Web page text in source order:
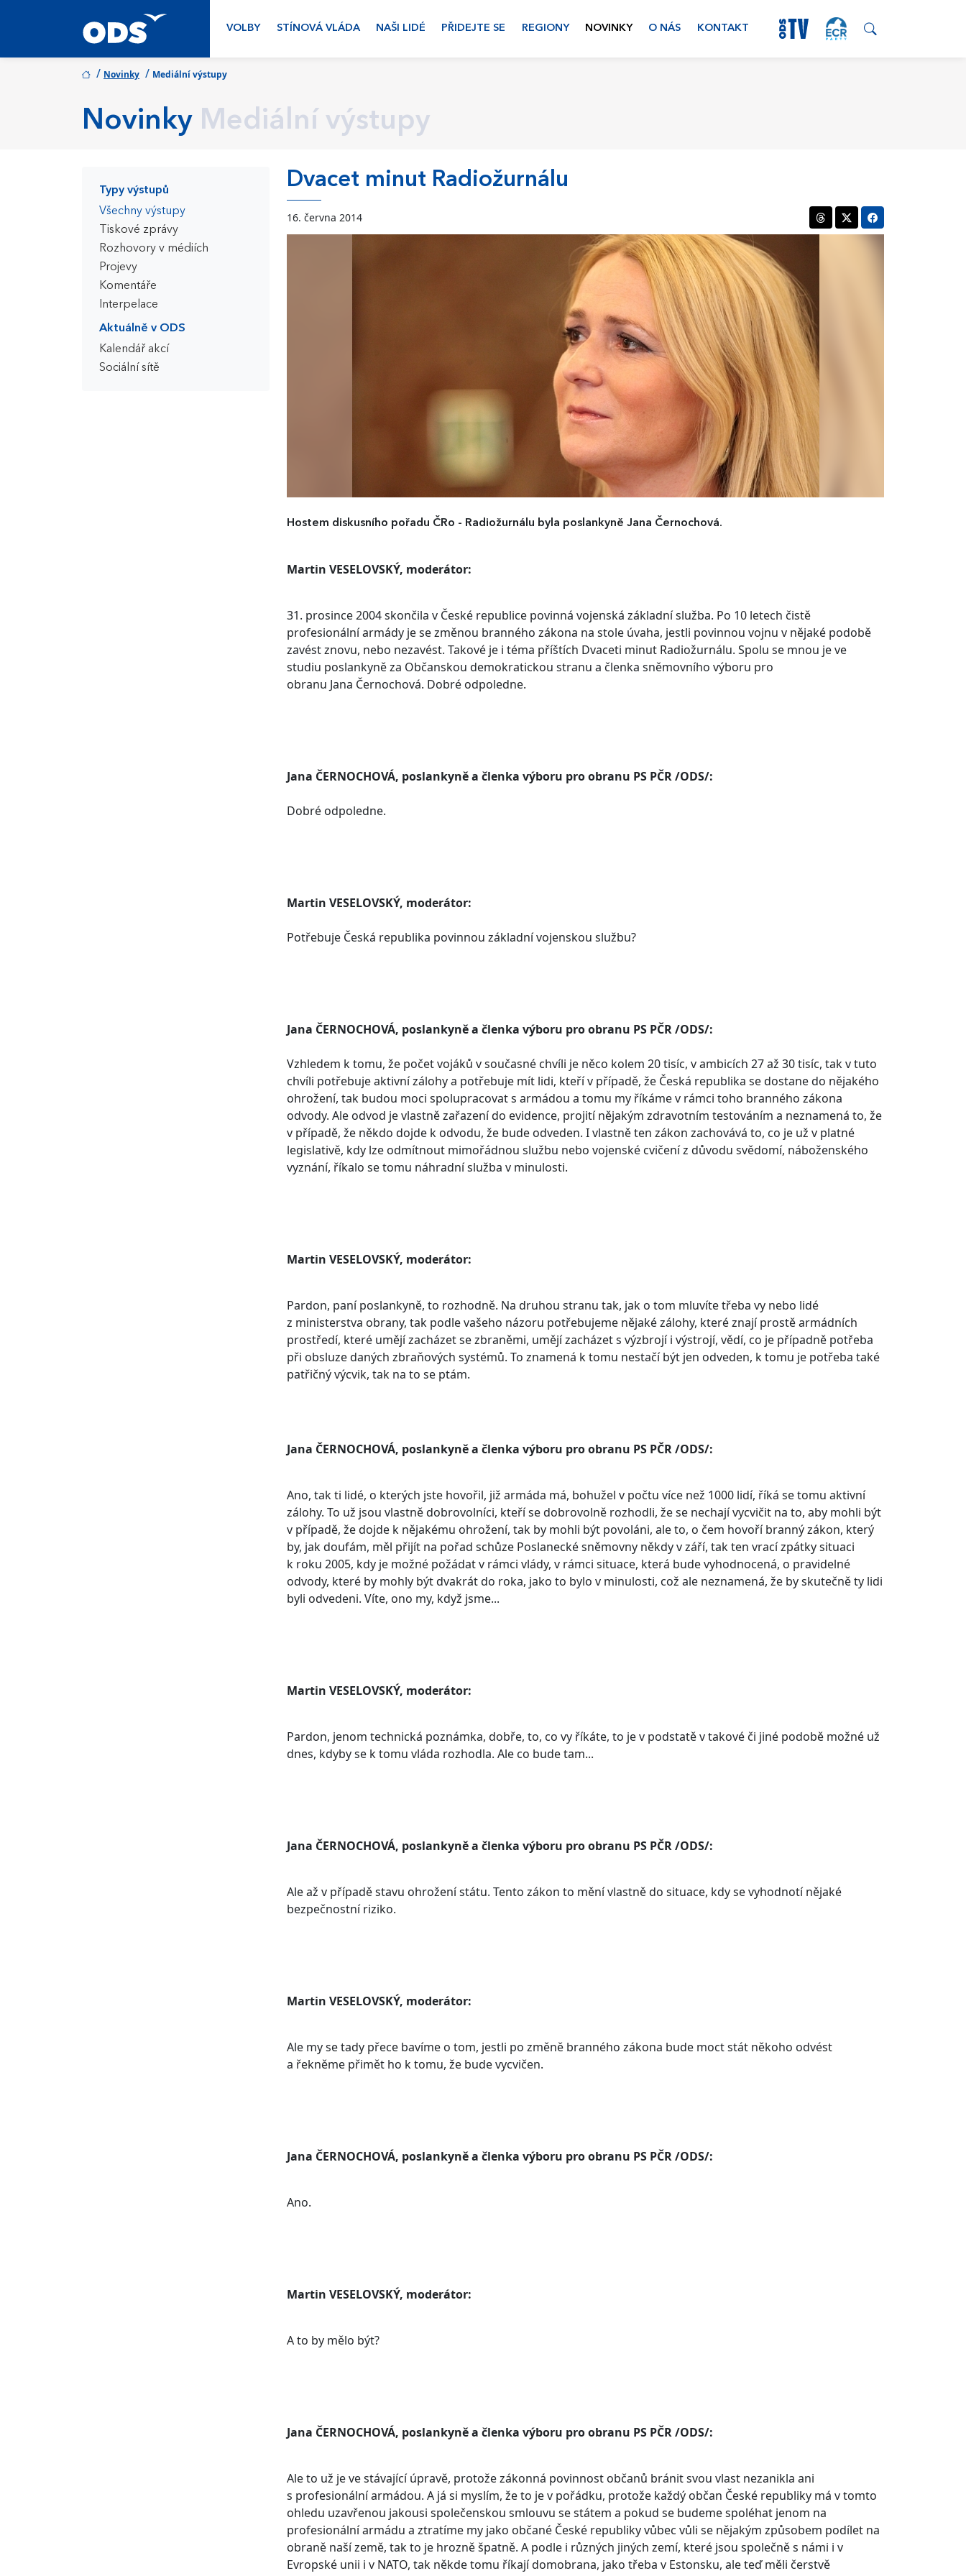
VOLBY STÍNOVÁ VLÁDA NAŠI LIDÉ PŘIDEJTE SE REGIONY NOVINKY O NÁS KONTAKT
/ Novinky / Mediální výstupy
Novinky Mediální výstupy
Typy výstupů
Všechny výstupy
Tiskové zprávy
Rozhovory v médiích
Projevy
Komentáře
Interpelace
Aktuálně v ODS
Kalendář akcí
Sociální sítě
Dvacet minut Radiožurnálu
16. června 2014
Hostem diskusního pořadu ČRo - Radiožurnálu byla poslankyně Jana Černochová.
Martin VESELOVSKÝ, moderátor:
31. prosince 2004 skončila v České republice povinná vojenská základní služba. Po 10 letech čistě
profesionální armády je se změnou branného zákona na stole úvaha, jestli povinnou vojnu v nějaké podobě
zavést znovu, nebo nezavést. Takové je i téma příštích Dvaceti minut Radiožurnálu. Spolu se mnou je ve
studiu poslankyně za Občanskou demokratickou stranu a členka sněmovního výboru pro
obranu Jana Černochová. Dobré odpoledne.
Jana ČERNOCHOVÁ, poslankyně a členka výboru pro obranu PS PČR /ODS/:
Dobré odpoledne.
Martin VESELOVSKÝ, moderátor:
Potřebuje Česká republika povinnou základní vojenskou službu?
Jana ČERNOCHOVÁ, poslankyně a členka výboru pro obranu PS PČR /ODS/:
Vzhledem k tomu, že počet vojáků v současné chvíli je něco kolem 20 tisíc, v ambicích 27 až 30 tisíc, tak v tuto
chvíli potřebuje aktivní zálohy a potřebuje mít lidi, kteří v případě, že Česká republika se dostane do nějakého
ohrožení, tak budou moci spolupracovat s armádou a tomu my říkáme v rámci toho branného zákona
odvody. Ale odvod je vlastně zařazení do evidence, projití nějakým zdravotním testováním a neznamená to, že
v případě, že někdo dojde k odvodu, že bude odveden. I vlastně ten zákon zachovává to, co je už v platné
legislativě, kdy lze odmítnout mimořádnou službu nebo vojenské cvičení z důvodu svědomí, náboženského
vyznání, říkalo se tomu náhradní služba v minulosti.
Martin VESELOVSKÝ, moderátor:
Pardon, paní poslankyně, to rozhodně. Na druhou stranu tak, jak o tom mluvíte třeba vy nebo lidé
z ministerstva obrany, tak podle vašeho názoru potřebujeme nějaké zálohy, které znají prostě armádních
prostředí, které umějí zacházet se zbraněmi, umějí zacházet s výzbrojí i výstrojí, vědí, co je případně potřeba
při obsluze daných zbraňových systémů. To znamená k tomu nestačí být jen odveden, k tomu je potřeba také
patřičný výcvik, tak na to se ptám.
Jana ČERNOCHOVÁ, poslankyně a členka výboru pro obranu PS PČR /ODS/:
Ano, tak ti lidé, o kterých jste hovořil, již armáda má, bohužel v počtu více než 1000 lidí, říká se tomu aktivní
zálohy. To už jsou vlastně dobrovolníci, kteří se dobrovolně rozhodli, že se nechají vycvičit na to, aby mohli být
v případě, že dojde k nějakému ohrožení, tak by mohli být povoláni, ale to, o čem hovoří branný zákon, který
by, jak doufám, měl přijít na pořad schůze Poslanecké sněmovny někdy v září, tak ten vrací zpátky situaci
k roku 2005, kdy je možné požádat v rámci vlády, v rámci situace, která bude vyhodnocená, o pravidelné
odvody, které by mohly být dvakrát do roka, jako to bylo v minulosti, což ale neznamená, že by skutečně ty lidi
byli odvedeni. Víte, ono my, když jsme...
Martin VESELOVSKÝ, moderátor:
Pardon, jenom technická poznámka, dobře, to, co vy říkáte, to je v podstatě v takové či jiné podobě možné už
dnes, kdyby se k tomu vláda rozhodla. Ale co bude tam...
Jana ČERNOCHOVÁ, poslankyně a členka výboru pro obranu PS PČR /ODS/:
Ale až v případě stavu ohrožení státu. Tento zákon to mění vlastně do situace, kdy se vyhodnotí nějaké
bezpečnostní riziko.
Martin VESELOVSKÝ, moderátor:
Ale my se tady přece bavíme o tom, jestli po změně branného zákona bude moct stát někoho odvést
a řekněme přimět ho k tomu, že bude vycvičen.
Jana ČERNOCHOVÁ, poslankyně a členka výboru pro obranu PS PČR /ODS/:
Ano.
Martin VESELOVSKÝ, moderátor:
A to by mělo být?
Jana ČERNOCHOVÁ, poslankyně a členka výboru pro obranu PS PČR /ODS/:
Ale to už je ve stávající úpravě, protože zákonná povinnost občanů bránit svou vlast nezanikla ani
s profesionální armádou. A já si myslím, že to je v pořádku, protože každý občan České republiky má v tomto
ohledu uzavřenou jakousi společenskou smlouvu se státem a pokud se budeme spoléhat jenom na
profesionální armádu a ztratíme my jako občané České republiky vůbec vůli se nějakým způsobem podílet na
obraně naší země, tak to je hrozně špatně. A podle i různých jiných zemí, které jsou společně s námi i v
Evropské unii i v NATO, tak někde tomu říkají domobrana, jako třeba v Estonsku, ale teď měli čerstvě